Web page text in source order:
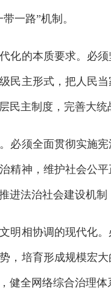
一路”机制。
的本质要求。必须
民主形式，把人民
民主制度，完善大统
须全面贯彻实施宪
精神，维护社会公
法治社会建设机制
相协调的现代化。
，培育形成规模宏
全网络综合治理体